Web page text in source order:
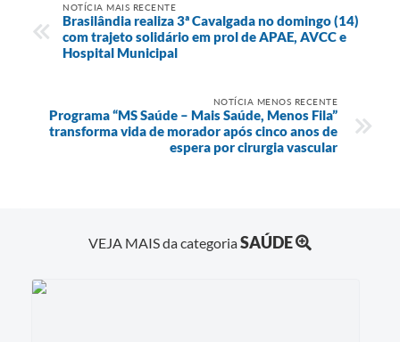
NOTÍCIA MAIS RECENTE
Brasilândia realiza 3ª Cavalgada no domingo (14)
com trajeto solidário em prol de APAE, AVCC e
Hospital Municipal
NOTÍCIA MENOS RECENTE
Programa “MS Saúde – Mais Saúde, Menos Fila”
transforma vida de morador após cinco anos de
espera por cirurgia vascular
VEJA MAIS da categoriaSAÚDE